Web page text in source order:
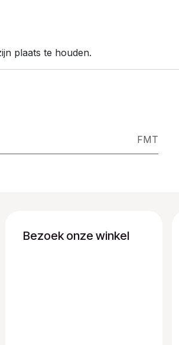
plaats te houden.
FMT
Bezoek onze winkel